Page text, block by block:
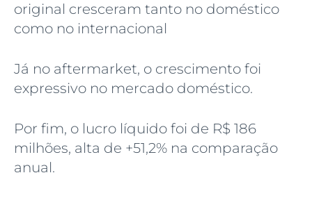
original cresceram tanto no doméstico
como no internacional
Já no aftermarket, o crescimento foi
expressivo no mercado doméstico.
Por fim, o lucro líquido foi de R$ 186
milhões, alta de +51,2% na comparação
anual.